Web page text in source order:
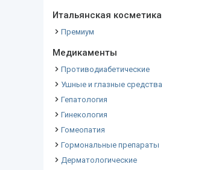
Итальянская косметика
Премиум
Медикаменты
Противодиабетические
Ушные и глазные средства
Гепатология
Гинекология
Гомеопатия
Гормональные препараты
Дерматологические